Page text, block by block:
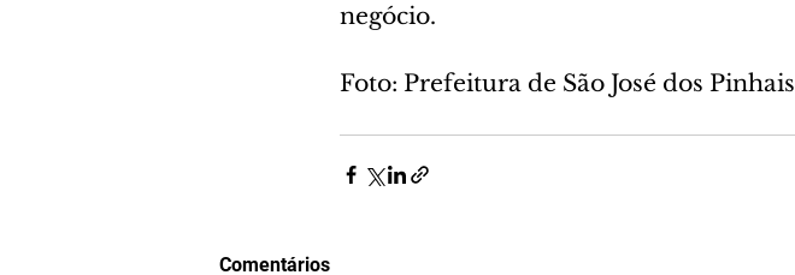
negócio.
Foto: Prefeitura de São José dos Pinhais
Comentários